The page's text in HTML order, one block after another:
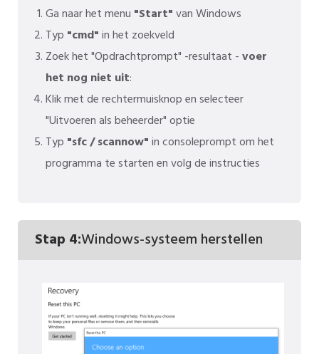
Ga naar het menu "Start"van Windows
Typ "cmd"in het zoekveld
Zoek het "Opdrachtprompt" -resultaat -voer
het nog niet uit:
Klik met de rechtermuisknop en selecteer
"Uitvoeren als beheerder" optie
Typ "sfc / scannow"in consoleprompt om het
programma te starten en volg de instructies
Stap 4:Windows-systeem herstellen